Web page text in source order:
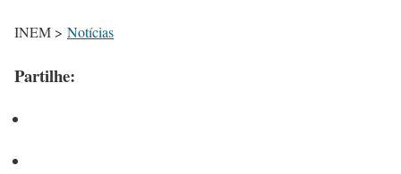
INEM > Notícias
Partilhe: